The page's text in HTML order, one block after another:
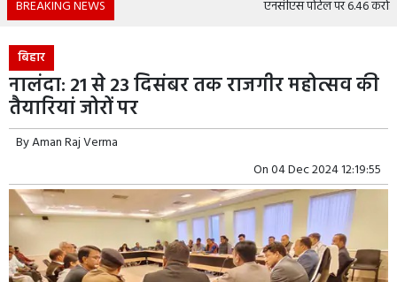
BREAKING NEWS एनसीएस पोर्टल पर 6.46 करोड़
बिहार
नालंदा: 21 से 23 दिसंबर तक राजगीर महोत्सव की
तैयारियां जोरों पर
ByAman Raj Verma
On04 Dec 2024 12:19:55